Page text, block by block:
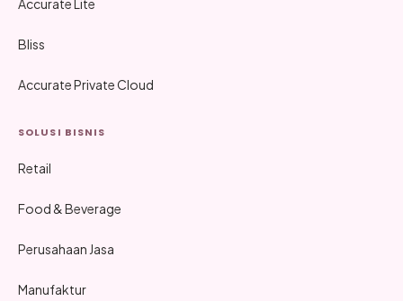
Accurate Lite
Bliss
Accurate Private Cloud
SOLUSI BISNIS
Retail
Food & Beverage
Perusahaan Jasa
Manufaktur